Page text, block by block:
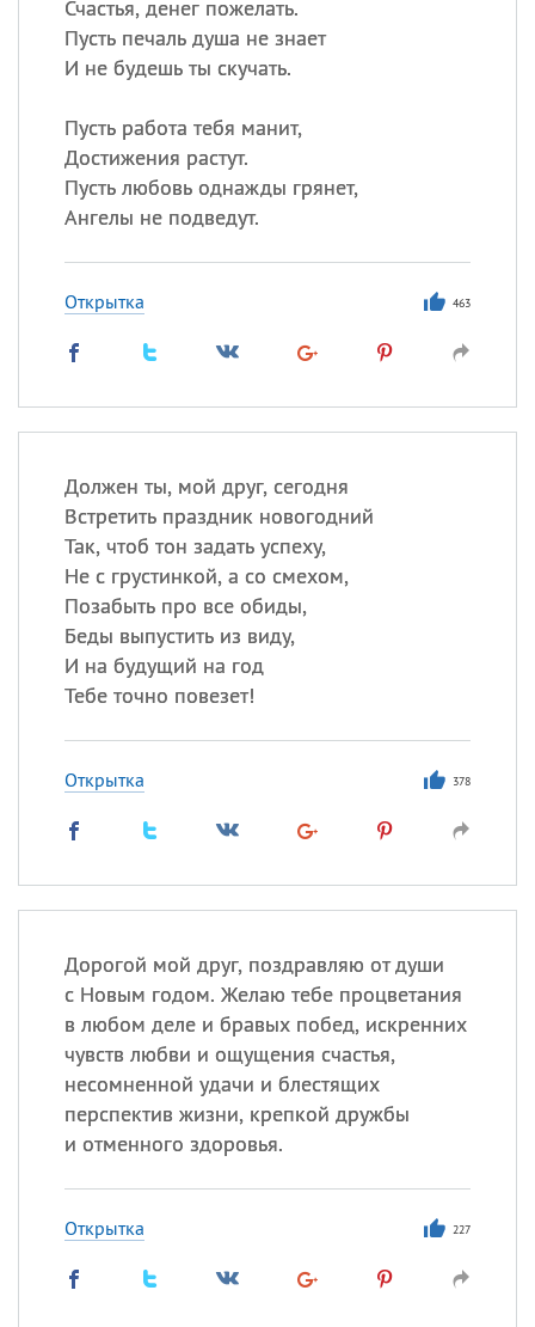
Счастья, денег пожелать.
Пусть печаль душа не знает
И не будешь ты скучать.
Пусть работа тебя манит,
Достижения растут.
Пусть любовь однажды грянет,
Ангелы не подведут.
Открытка 463
Должен ты, мой друг, сегодня
Встретить праздник новогодний
Так, чтоб тон задать успеху,
Не с грустинкой, а со смехом,
Позабыть про все обиды,
Беды выпустить из виду,
И на будущий на год
Тебе точно повезет!
Открытка 378
Дорогой мой друг, поздравляю от души
с Новым годом. Желаю тебе процветания
в любом деле и бравых побед, искренних
чувств любви и ощущения счастья,
несомненной удачи и блестящих
перспектив жизни, крепкой дружбы
и отменного здоровья.
Открытка 227